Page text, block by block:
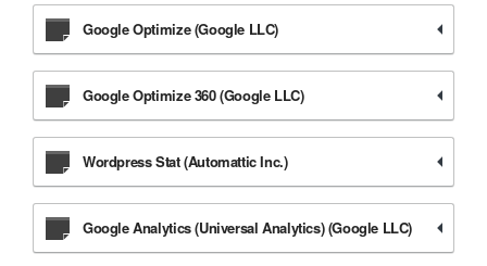
Google Optimize (Google LLC)
Google Optimize 360 (Google LLC)
Wordpress Stat (Automattic Inc.)
Google Analytics (Universal Analytics) (Google LLC)